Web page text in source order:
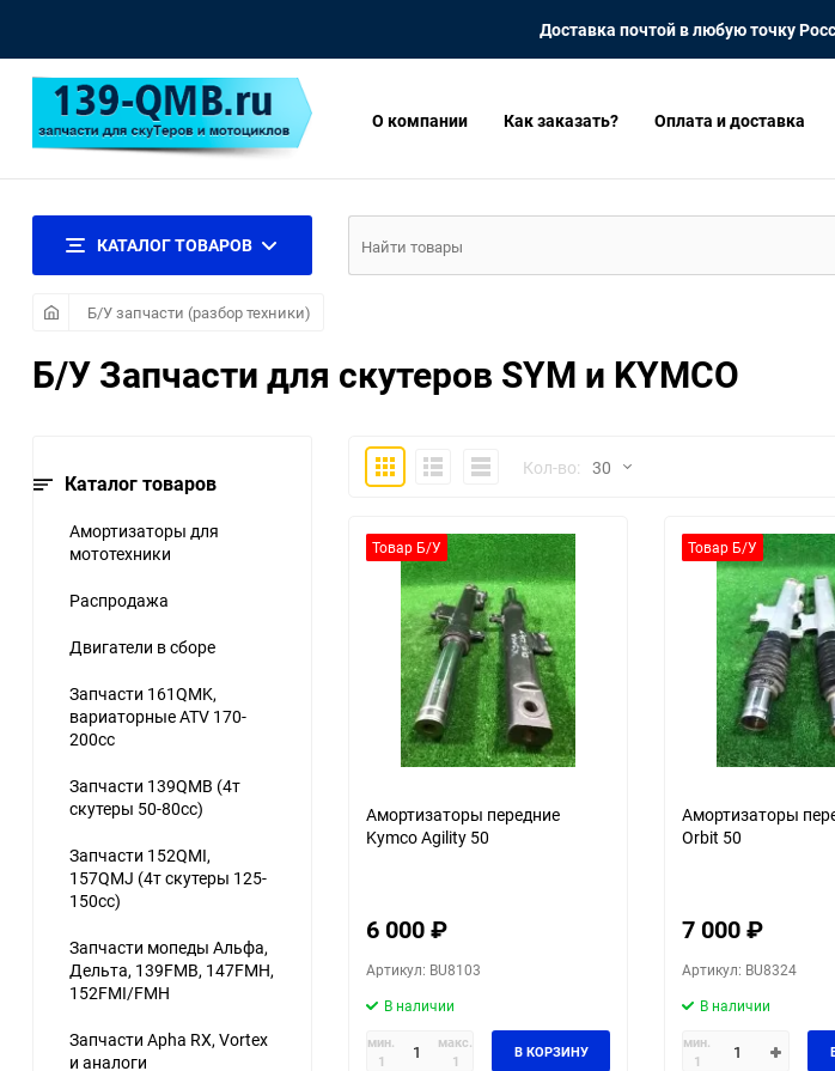
Доставка почтой в любую точку
О компании Как заказать? Оплата и доставка
КАТАЛОГ ТОВАРОВ
Б/У запчасти (разбор техники)
Б/У Запчасти для скутеров SYM и KYMCO
Каталог товаров
Амортизаторы для
мототехники
Распродажа
Двигатели в сборе
Запчасти 161QMK,
вариаторные ATV 170-
200cc
Запчасти 139QMB (4т
скутеры 50-80сс)
Запчасти 152QMI,
157QMJ (4т скутеры 125-
150сс)
Запчасти мопеды Альфа,
Дельта, 139FMB, 147FMH,
152FMI/FMH
Запчасти Apha RX, Vortex
и аналоги
ПлиткаПодробноКомпактноКол-во: 30
30
60
90
150
Товар Б/У
Амортизаторы передние
Kymco Agility 50
6 000₽
Артикул: BU8103
В наличии
мин.
1
макс.
1
В КОРЗИНУ
Товар Б/У
Амортизаторы
Orbit 50
7 000₽
Артикул: BU8324
В наличии
мин.
1